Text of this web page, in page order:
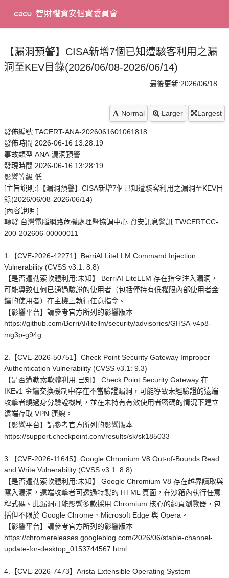
主
容
智財權資安個資委員會
【漏洞預警】CISA新增7個已知遭駭客利用之漏
洞至KEV目錄(2026/06/08-2026/06/14)
最後更新:2026/06/18
Normal Larger Largest
發佈編號 TACERT-ANA-2026061601061818
發佈時間 2026-06-16 13:28:19
事故類型 ANA-漏洞預警
發現時間 2026-06-16 13:28:19
影響等級 低
[主旨說明:]【漏洞預警】CISA新增7個已知遭駭客利用之漏洞至KEV目
錄(2026/06/08-2026/06/14)
[內容說明:]
轉發 台灣電腦網路危機處理暨協調中心 資安訊息警訊 TWCERTCC-
200-202606-00000011
1.【CVE-2026-42271】BerriAI LiteLLM Command Injection
Vulnerability (CVSS v3.1: 8.8)
【是否遭勒索軟體利用:未知】 BerriAI LiteLLM 存在指令注入漏洞，
可能導致任何已通過驗證的使用者（包括僅持有低權限內部使用者金
鑰的使用者）在主機上執行任意指令。
【影響平台】請參考官方所列的影響版本
https://github.com/BerriAI/litellm/security/advisories/GHSA-v4p8-
mg3p-g94g
2.【CVE-2026-50751】Check Point Security Gateway Improper
Authentication Vulnerability (CVSS v3.1: 9.3)
【是否遭勒索軟體利用:已知】 Check Point Security Gateway 在
IKEv1 金鑰交換機制中存在不當驗證漏洞，可能導致未經驗證的遠端
攻擊者繞過身分驗證機制，並在未持有有效使用者密碼的情況下建立
遠端存取 VPN 連線。
【影響平台】請參考官方所列的影響版本
https://support.checkpoint.com/results/sk/sk185033
3.【CVE-2026-11645】Google Chromium V8 Out-of-Bounds Read
and Write Vulnerability (CVSS v3.1: 8.8)
【是否遭勒索軟體利用:未知】 Google Chromium V8 存在越界讀取與
寫入漏洞，遠端攻擊者可透過特製的 HTML 頁面，在沙箱內執行任意
程式碼。此漏洞可能影響多款採用 Chromium 核心的網頁瀏覽器，包
括但不限於 Google Chrome、Microsoft Edge 與 Opera。
【影響平台】請參考官方所列的影響版本
https://chromereleases.googleblog.com/2026/06/stable-channel-
update-for-desktop_0153744567.html
4.【CVE-2026-7473】Arista Extensible Operating System